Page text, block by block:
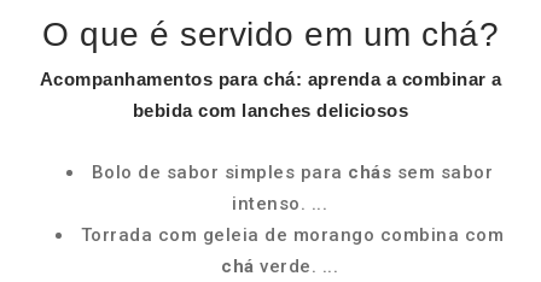
O que é servido em um chá?
Acompanhamentos para chá: aprenda a combinar a
bebida com lanches deliciosos
Bolo de sabor simples para chás sem sabor
intenso. ...
Torrada com geleia de morango combina com
chá verde. ...